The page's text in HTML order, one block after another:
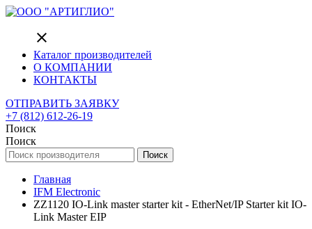
close
Каталог производителей
О КОМПАНИИ
КОНТАКТЫ
ОТПРАВИТЬ ЗАЯВКУ
+7 (812) 612-26-19
Поиск
Поиск
Поиск
Главная
IFM Electronic
ZZ1120 IO-Link master starter kit - EtherNet/IP Starter kit IO-
Link Master EIP